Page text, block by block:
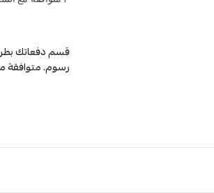
رسوم. متوافقة